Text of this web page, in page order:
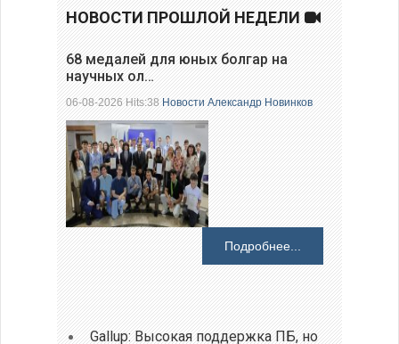
НОВОСТИ ПРОШЛОЙ НЕДЕЛИ
68 медалей для юных болгар на
научных ол…
06-08-2026 Hits:38Новости Александр Новинков
Подробнее...
Gallup: Высокая поддержка ПБ, но